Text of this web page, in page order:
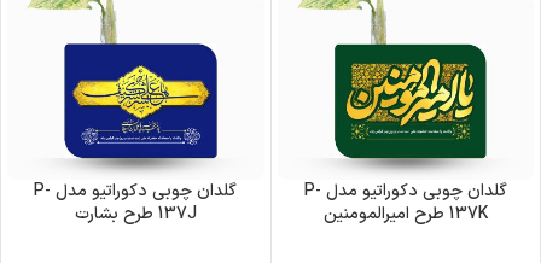
گلدان چوبی دکوراتیو مدل P-
137K طرح امیرالمومنین
گلدان چوبی دکوراتیو مدل P-
137J طرح بشارت